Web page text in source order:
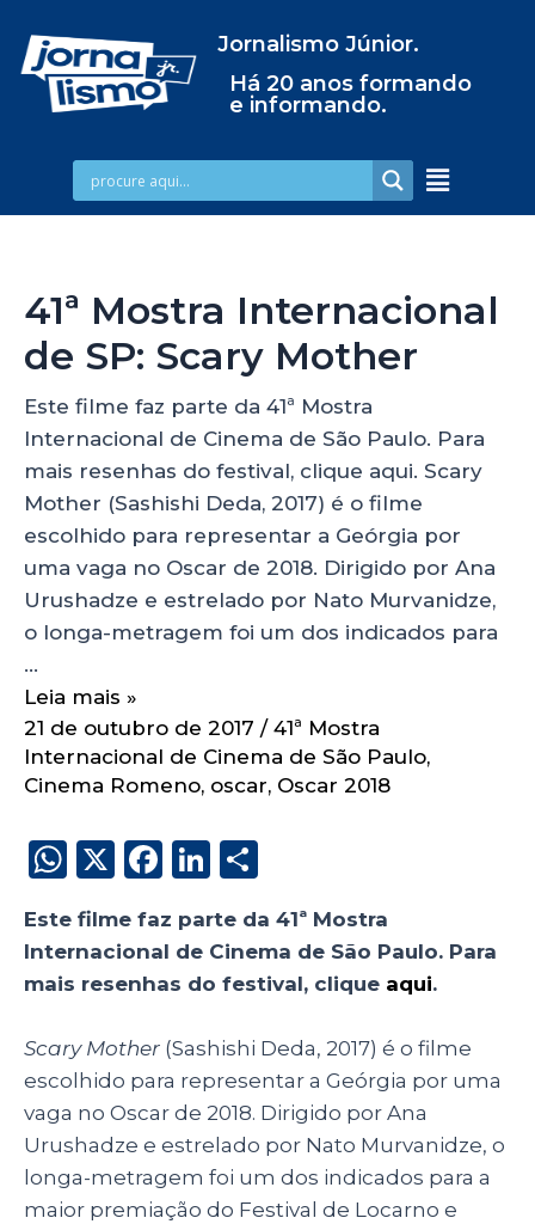
Jornalismo Júnior.
Há 20 anos formando
e informando.
41ª Mostra Internacional
de SP: Scary Mother
Este filme faz parte da 41ª Mostra
Internacional de Cinema de São Paulo. Para
mais resenhas do festival, clique aqui. Scary
Mother (Sashishi Deda, 2017) é o filme
escolhido para representar a Geórgia por
uma vaga no Oscar de 2018. Dirigido por Ana
Urushadze e estrelado por Nato Murvanidze,
o longa-metragem foi um dos indicados para
…
Leia mais »
21 de outubro de 2017 / 41ª Mostra
Internacional de Cinema de São Paulo,
Cinema Romeno, oscar, Oscar 2018
W
h
a
ts
p
p
X
F
c
e
o
o
k
Li
k
e
n
a
re
Este filme faz parte da 41ª Mostra
Internacional de Cinema de São Paulo. Para
mais resenhas do festival, clique aqui.
Scary Mother (Sashishi Deda, 2017) é o filme
escolhido para representar a Geórgia por uma
vaga no Oscar de 2018. Dirigido por Ana
Urushadze e estrelado por Nato Murvanidze, o
longa-metragem foi um dos indicados para a
maior premiação do Festival de Locarno e